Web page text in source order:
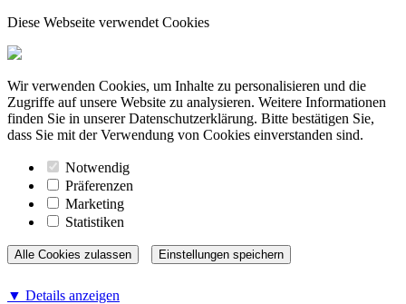
Diese Webseite verwendet Cookies
Wir verwenden Cookies, um Inhalte zu personalisieren und die
Zugriffe auf unsere Website zu analysieren. Weitere Informationen
finden Sie in unserer Datenschutzerklärung. Bitte bestätigen Sie,
dass Sie mit der Verwendung von Cookies einverstanden sind.
Notwendig
Präferenzen
Marketing
Statistiken
▼ Details anzeigen